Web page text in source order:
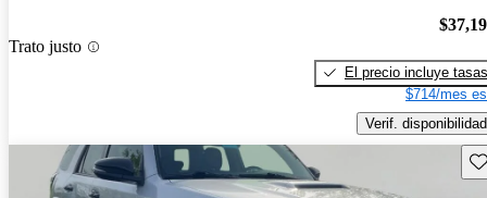
Trato justo
El precio incluye tasas
$714/mes
Verif. disponibilidad